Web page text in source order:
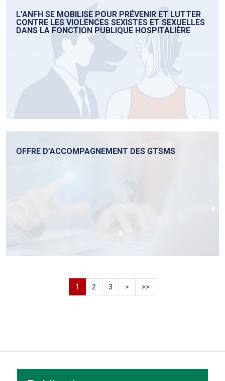
L’ANFH SE MOBILISE POUR PRÉVENIR ET LUTTER
CONTRE LES VIOLENCES SEXISTES ET SEXUELLES
DANS LA FONCTION PUBLIQUE HOSPITALIÈRE
OFFRE D’ACCOMPAGNEMENT DES GTSMS
1 2 3 > >>